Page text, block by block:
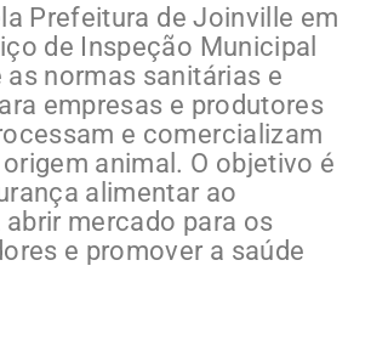
Prefeitura de Joinville em
de Inspeção Municipal
normas sanitárias e
empresas e produtores
e comercializam
animal. O objetivo é
alimentar ao
mercado para os
e promover a saúde